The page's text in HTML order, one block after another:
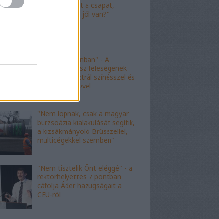
"Nagyot ment a csapat,
Viktor! Család jól van?"
"nem kishazánban" - A
fideszes borász feleségének
esete az ausztrál színésszel és
az angol nyelvvel
"Nem lopnak, csak a magyar
burzsoázia kialakulását segítik,
a kizsákmányoló Brüsszellel,
multicégekkel szemben"
"Nem tisztelik Önt eléggé" - a
rektorhelyettes 7 pontban
cáfolja Áder hazugságait a
CEU-ról